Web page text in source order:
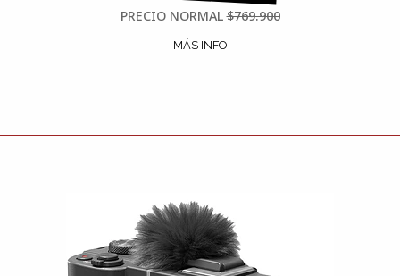
PRECIO NORMAL$769.900
MÁS INFO